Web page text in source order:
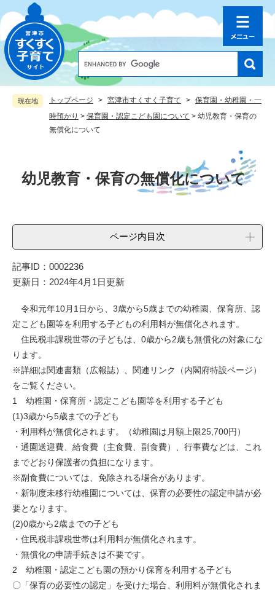
ー
ジ
の
先
ニ
ュ
ー
を
o
l
e
カ
検
現在地 トップページ > 宮津市すくすく子育て > 保育園・幼稚園・一
時預かり > 保育園・認定こども園について > 幼児教育・保育の
無償化について
幼児教育・保育の無償化について
ページ内目次
記事ID：0002236
更新日：2024年4月1日更新
令和元年10月1日から、3歳から5歳までの幼稚園、保育所、認
定こども園等を利用する子どもの利用料が無償化されます。
住民税非課税世帯の子どもは、0歳から2歳も無償化の対象にな
ります。
※詳細は関連書類（広報誌）、関連リンク（内閣府特設ページ）
をご覧ください。
1 幼稚園・保育所・認定こども園等を利用する子ども
(1)3歳から5歳までの子ども
・利用料が無償化されます。（幼稚園は月額上限25,700円）
・通園送迎費、給食費（主食費、副食費）、行事費などは、これ
までどおり保護者の負担になります。
※副食費については、免除される場合があります。
・新制度未移行幼稚園については、保育の必要性の認定申請が必
要となります。
(2)0歳から2歳までの子ども
・住民税非課税世帯は利用料が無償化されます。
・無償化の申請手続きは不要です。
2 幼稚園・認定こども園の預かり保育を利用する子ども
〇「保育の必要性の認定」を受けた場合、利用料が無償化されま